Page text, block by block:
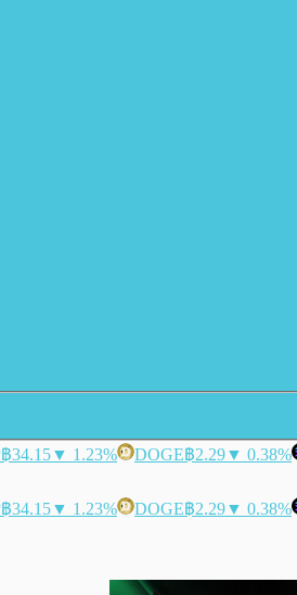
฿34.15▼ 1.23% DOGE฿2.29▼ 0.38%
฿34.15▼ 1.23% DOGE฿2.29▼ 0.38%